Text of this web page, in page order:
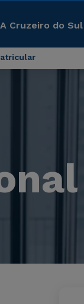
A Cruzeiro do